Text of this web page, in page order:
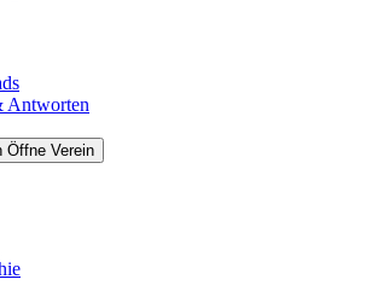
Antworten
Öffne Verein